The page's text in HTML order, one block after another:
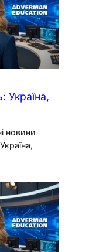
Україна,
новини